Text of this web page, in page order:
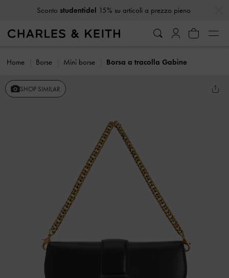
Sconto studentidel 15% su articoli a prezzo pieno
Home Borse Mini borse Borsa a tracolla Gabine
SHOP SIMILAR